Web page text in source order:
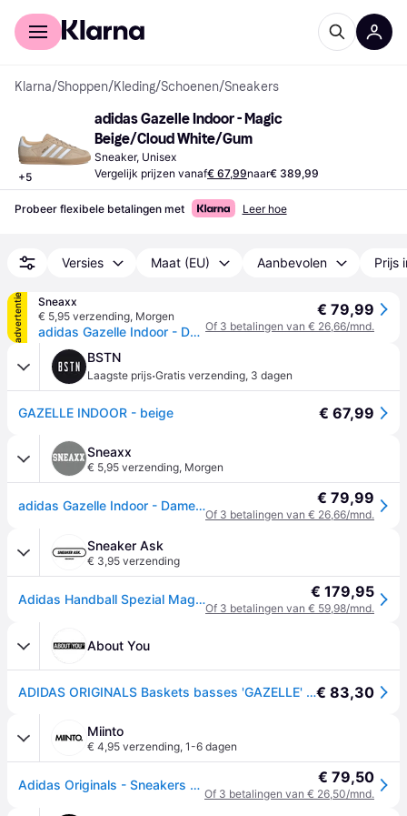
Voor shoppers
Klarna/Shoppen/Kleding/Schoenen/Sneakers
+5
adidas Gazelle Indoor - Magic
Beige/Cloud White/Gum
Sneaker, Unisex
Vergelijk prijzen vanaf€ 67,99naar€ 389,99
Probeer flexibele betalingen met Leer hoe
Versies Maat (EU) Aanbevolen Prijs
advertentie
Sneaxx
€ 5,95 verzending, Morgen
adidas Gazelle Indoor - Dames Sneakers - Magic Beige - EU 42
€ 79,99
Of 3 betalingen van € 26,66/mnd.
BSTN
Laagste prijs·Gratis verzending, 3 dagen
GAZELLE INDOOR - beige € 67,99
Sneaxx
€ 5,95 verzending, Morgen
adidas Gazelle Indoor - Dames Sneakers - Magic Beige - EU 42 € 79,99
Of 3 betalingen van € 26,66/mnd.
Sneaker Ask
€ 3,95 verzending
Adidas Handball Spezial Magic Beige € 179,95
Of 3 betalingen van € 59,98/mnd.
About You
ADIDAS ORIGINALS Baskets basses 'GAZELLE' beige / or / blanc€ 83,30
Miinto
€ 4,95 verzending, 1-6 dagen
Adidas Originals - Sneakers - Dames - Schoenen - Beige - Maat: 39 1/2 EU € 79,50
Of 3 betalingen van € 26,50/mnd.